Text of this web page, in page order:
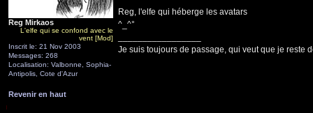
Reg Mirkaos
L'elfe qui se confond avec le
vent [Mod]
Inscrit le: 21 Nov 2003
Messages: 268
Localisation: Valbonne, Sophia-
Antipolis, Cote d'Azur
Reg, l'elfe qui héberge les avatars
^_^°
Je suis toujours de passage, qui veut que je reste
Revenir en haut